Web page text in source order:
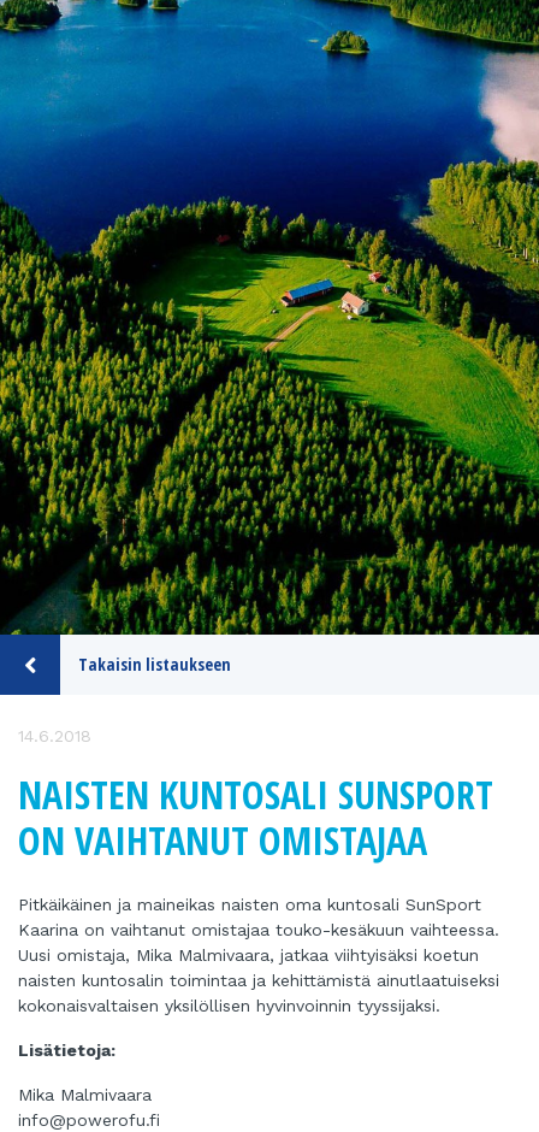
Takaisin listaukseen
14.6.2018
NAISTEN KUNTOSALI SUNSPORT
ON VAIHTANUT OMISTAJAA
Pitkäikäinen ja maineikas naisten oma kuntosali SunSport
Kaarina on vaihtanut omistajaa touko-kesäkuun vaihteessa.
Uusi omistaja, Mika Malmivaara, jatkaa viihtyisäksi koetun
naisten kuntosalin toimintaa ja kehittämistä ainutlaatuiseksi
kokonaisvaltaisen yksilöllisen hyvinvoinnin tyyssijaksi.
Lisätietoja:
Mika Malmivaara
info@powerofu.fi